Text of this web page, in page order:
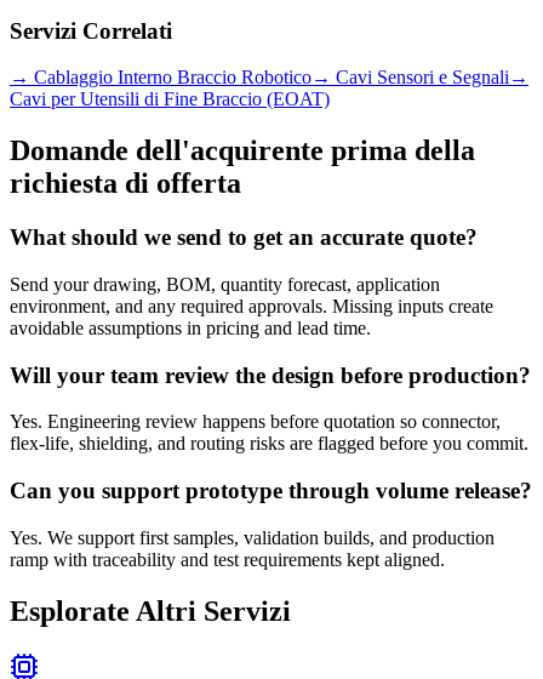
Servizi Correlati
→ Cablaggio Interno Braccio Robotico→ Cavi Sensori e Segnali →
Cavi per Utensili di Fine Braccio (EOAT)
Domande dell'acquirente prima della
richiesta di offerta
What should we send to get an accurate quote?
Send your drawing, BOM, quantity forecast, application
environment, and any required approvals. Missing inputs create
avoidable assumptions in pricing and lead time.
Will your team review the design before production?
Yes. Engineering review happens before quotation so connector,
flex-life, shielding, and routing risks are flagged before you commit.
Can you support prototype through volume release?
Yes. We support first samples, validation builds, and production
ramp with traceability and test requirements kept aligned.
Esplorate Altri Servizi